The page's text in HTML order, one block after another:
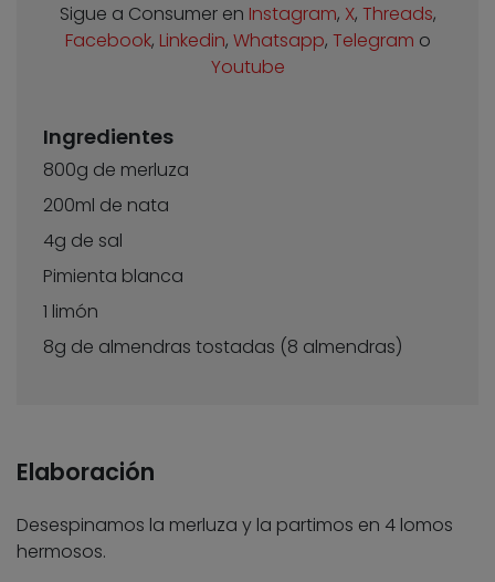
Sigue a Consumer en Instagram, X, Threads,
Facebook, Linkedin, Whatsapp, Telegram o
Youtube
Ingredientes
800g de merluza
200ml de nata
4g de sal
Pimienta blanca
1 limón
8g de almendras tostadas (8 almendras)
Elaboración
Desespinamos la merluza y la partimos en 4 lomos
hermosos.